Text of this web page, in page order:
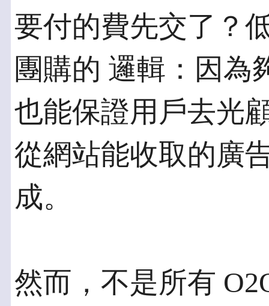
要付的費先交了？
團購的 邏輯：因為
也能保證用戶去光
從網站能收取的廣
成。
然而，不是所有